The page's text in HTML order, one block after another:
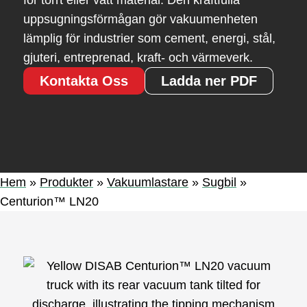
uppsugningsförmågan gör vakuumenheten
lämplig för industrier som cement, energi, stål,
gjuteri, entreprenad, kraft- och värmeverk.
Kontakta Oss Ladda ner PDF
Hem » Produkter » Vakuumlastare » Sugbil »
Centurion™ LN20